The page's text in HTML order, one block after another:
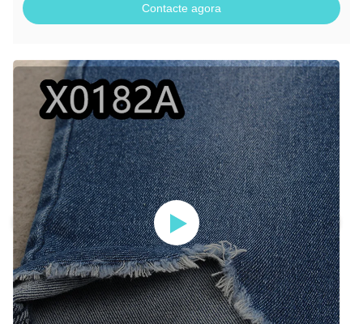
Contacte agora